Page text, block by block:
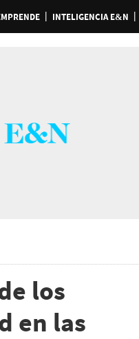
INTELIGENCIA E&N
los
en las